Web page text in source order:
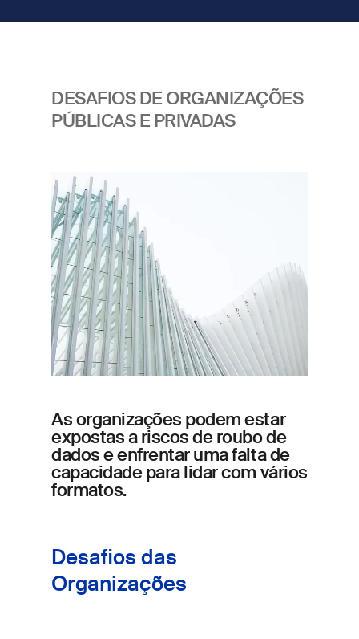
DESAFIOS DE ORGANIZAÇÕES
PÚBLICAS E PRIVADAS
As organizações podem estar
expostas a riscos de roubo de
dados e enfrentar uma falta de
capacidade para lidar com vários
formatos.
Desafios das
Organizações
Imagem